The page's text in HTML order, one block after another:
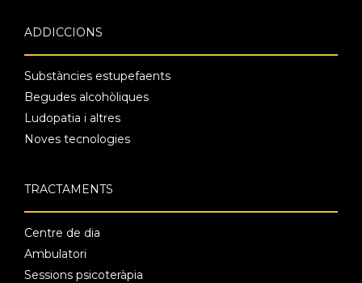
ADDICCIONS
Substàncies estupefaents
Begudes alcohòliques
Ludopatia i altres
Noves tecnologies
TRACTAMENTS
Centre de dia
Ambulatori
Sessions psicoteràpia